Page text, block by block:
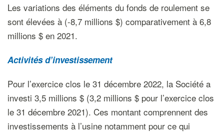
Les variations des éléments du fonds de roulement se
sont élevées à (-8,7 millions $) comparativement à 6,8
millions $ en 2021.
Activités d’investissement
Pour l’exercice clos le 31 décembre 2022, la Société a
investi 3,5 millions $ (3,2 millions $ pour l’exercice clos
le 31 décembre 2021). Ces montant comprennent des
investissements à l’usine notamment pour ce qui